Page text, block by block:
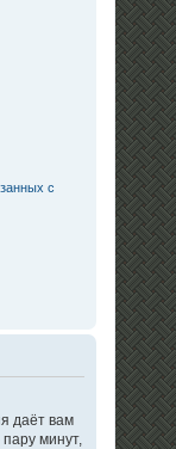
с
даёт вам
минут,